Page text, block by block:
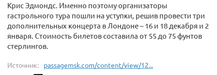
Крис Эдмондс. Именно поэтому организаторы
гастрольного тура пошли на уступки, решив провести три
дополнительных концерта в Лондоне – 16 и 18 декабря и 2
января. Стоимость билетов составила от 55 до 75 фунтов
стерлингов.
Источник: passagemsk.com/content/view/12...